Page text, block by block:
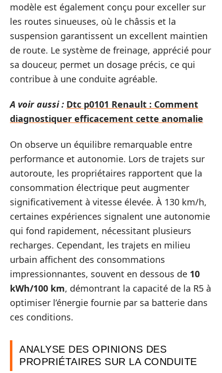
modèle est également conçu pour exceller sur
les routes sinueuses, où le châssis et la
suspension garantissent un excellent maintien
de route. Le système de freinage, apprécié pour
sa douceur, permet un dosage précis, ce qui
contribue à une conduite agréable.
A voir aussi : Dtc p0101 Renault : Comment
diagnostiquer efficacement cette anomalie
On observe un équilibre remarquable entre
performance et autonomie. Lors de trajets sur
autoroute, les propriétaires rapportent que la
consommation électrique peut augmenter
significativement à vitesse élevée. À 130 km/h,
certaines expériences signalent une autonomie
qui fond rapidement, nécessitant plusieurs
recharges. Cependant, les trajets en milieu
urbain affichent des consommations
impressionnantes, souvent en dessous de 10
kWh/100 km, démontrant la capacité de la R5 à
optimiser l’énergie fournie par sa batterie dans
ces conditions.
ANALYSE DES OPINIONS DES
PROPRIÉTAIRES SUR LA CONDUITE